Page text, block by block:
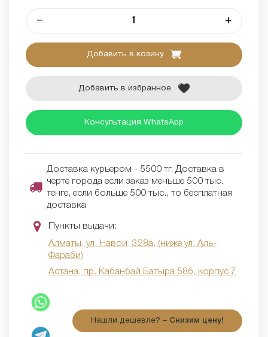
– +
Добавить в козину
Добавить в избранное
Консультация WhatsApp
Доставка курьером - 5500 тг. Доставка в
черте города если заказ меньше 500 тыс.
тенге, если больше 500 тыс., то бесплатная
доставка
Пункты выдачи:
Алматы, ул. Навои, 328а, (ниже ул. Аль-
Фараби)
Астана, пр. Кабанбай Батыра 58б, корпус 7
Нашли дешевле? – Снизим цену!